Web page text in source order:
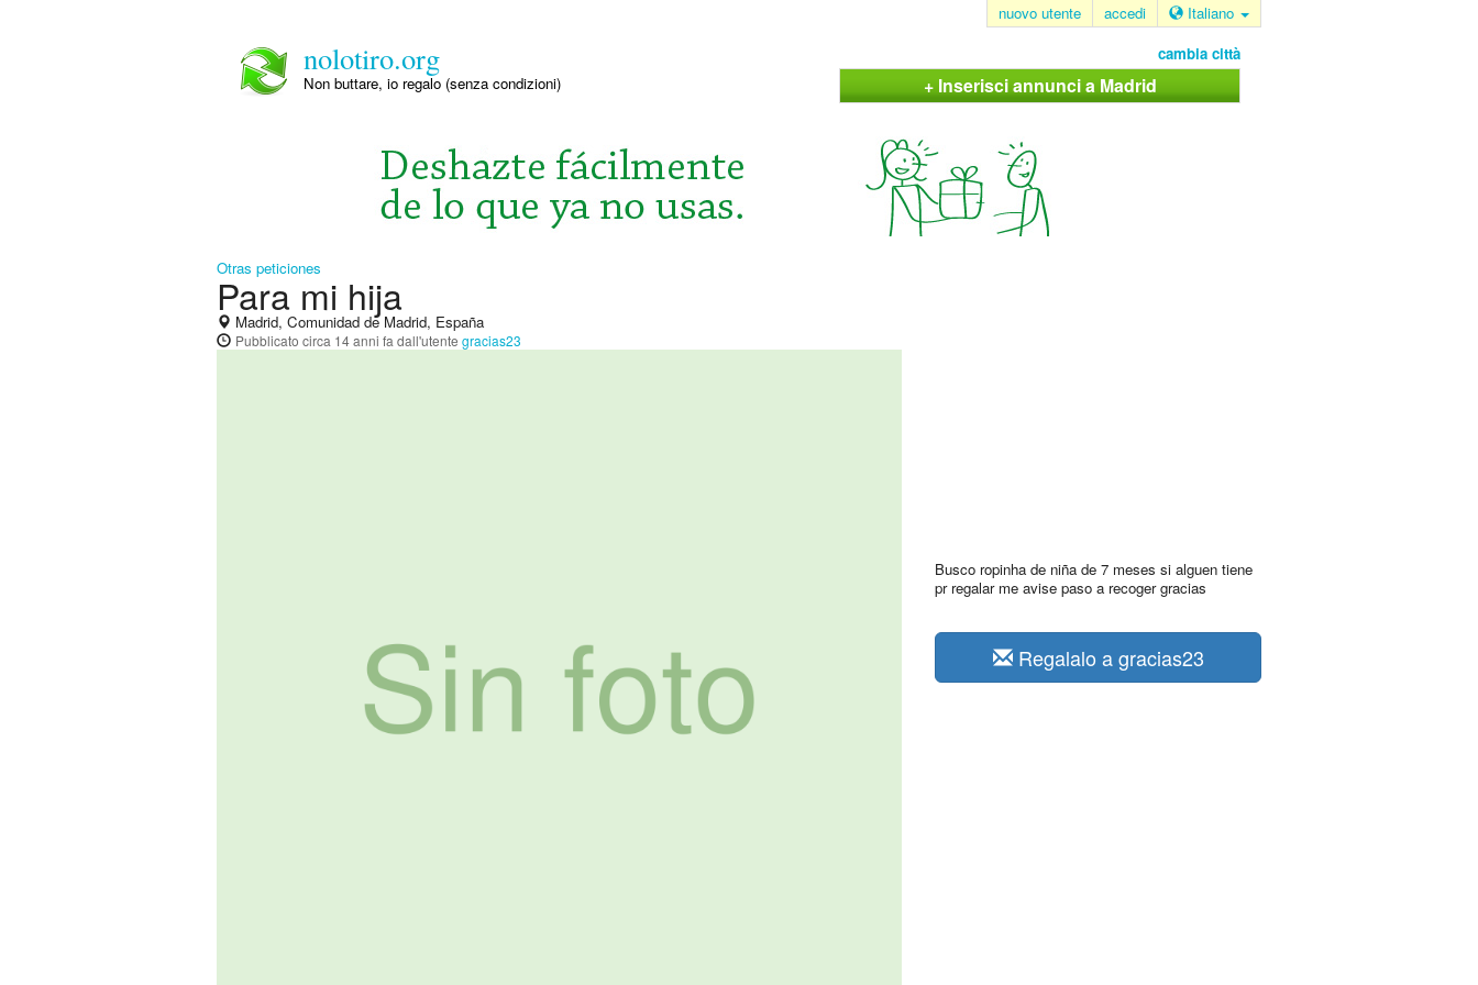
nuovo utente accedi Italiano
nolotiro.org
Non buttare, io regalo (senza condizioni)
cambia città
+ Inserisci annunci a Madrid
Otras peticiones
Para mi hija
Madrid, Comunidad de Madrid, España
Pubblicato circa 14 anni fa dall'utente gracias23
Busco ropinha de niña de 7 meses si alguen tiene
pr regalar me avise paso a recoger gracias
Regalalo a gracias23